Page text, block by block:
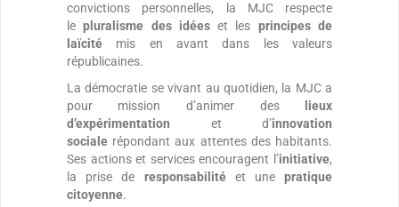
convictions personnelles, la MJC respecte
lepluralisme des idéeset les principes de
laïcitémis en avant dans les valeurs
républicaines.
La démocratie se vivant au quotidien, la MJC a
pour mission d’animer des
lieux
d’expérimentation et d’innovation
socialerépondant aux attentes des habitants.
Ses actions et services encouragent l’initiative,
la prise de responsabilitéet unepratique
citoyenne.